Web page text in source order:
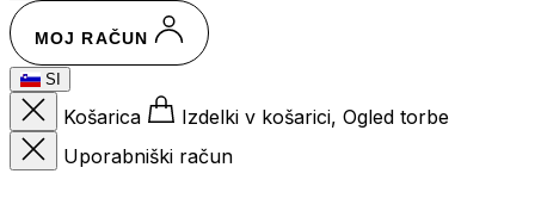
MOJ RAČUN
SI
Košarica
Izdelki v košarici, Ogled torbe
Uporabniški račun